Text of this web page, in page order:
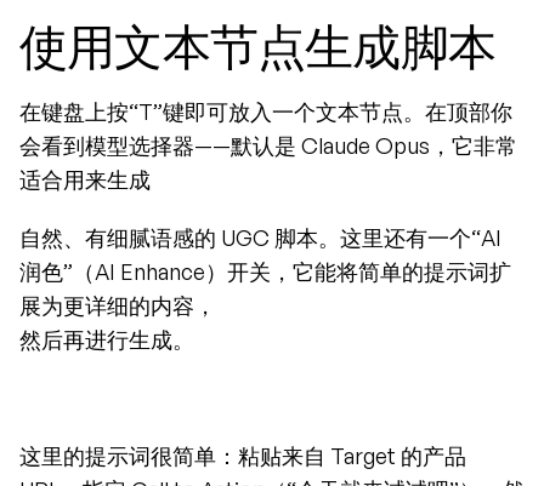
使用文本节点生成脚本
在键盘上按“T”键即可放入一个文本节点。在顶部你
会看到模型选择器——默认是 Claude Opus，它非常
适合用来生成
自然、有细腻语感的 UGC 脚本。这里还有一个“AI
润色”（AI Enhance）开关，它能将简单的提示词扩
展为更详细的内容，
然后再进行生成。
这里的提示词很简单：粘贴来自 Target 的产品